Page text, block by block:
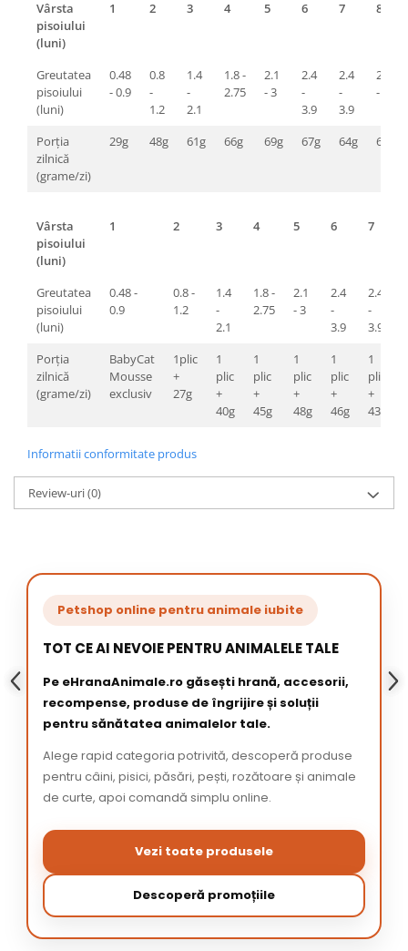
Vârsta
pisoiului
(luni)
1 2 3 4 5 6 7 8
Greutatea
pisoiului
(luni)
0.48
- 0.9
0.8
-
1.2
1.4
-
2.1
1.8 -
2.75
2.1
- 3
2.4
-
3.9
2.4
-
3.9
2.7
- 4
Porția
zilnică
(grame/zi)
29g 48g 61g 66g 69g 67g 64g 61g
Vârsta
pisoiului
(luni)
1 2 3 4 5 6 7
Greutatea
pisoiului
(luni)
0.48 -
0.9
0.8 -
1.2
1.4
-
2.1
1.8 -
2.75
2.1
- 3
2.4
-
3.9
2.4
-
3.9
Porția
zilnică
(grame/zi)
BabyCat
Mousse
exclusiv
1plic
+
27g
1
plic
+
40g
1
plic
+
45g
1
plic
+
48g
1
plic
+
46g
1
plic
+
43g
Informatii conformitate produs
Review-uri(0)
Petshop online pentru animale iubite
TOT CE AI NEVOIE PENTRU ANIMALELE TALE
Pe eHranaAnimale.ro găsești hrană, accesorii,
recompense, produse de îngrijire și soluții
pentru sănătatea animalelor tale.
Alege rapid categoria potrivită, descoperă produse
pentru câini, pisici, păsări, pești, rozătoare și animale
de curte, apoi comandă simplu online.
Vezi toate produsele
Descoperă promoțiile